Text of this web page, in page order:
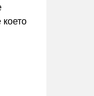
което